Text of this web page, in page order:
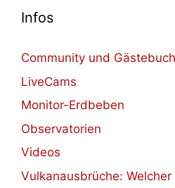
Infos
Community und Gästebuch
LiveCams
Monitor-Erdbeben
Observatorien
Videos
Vulkanausbrüche: